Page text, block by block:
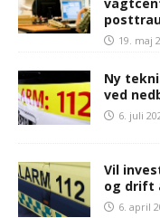
19. maj
Ny
ved
6. juli
Vil
og drift
6. april